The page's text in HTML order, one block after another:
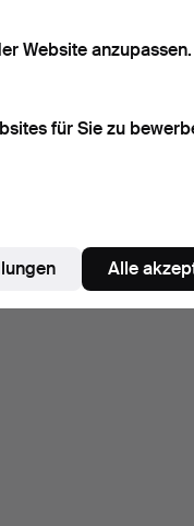
Website anzupassen.
für Sie zu
Alle